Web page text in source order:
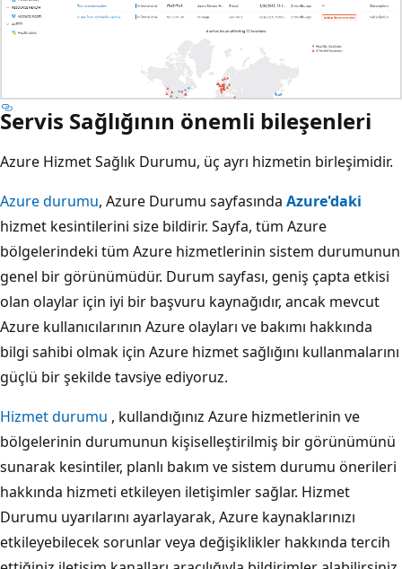
Servis Sağlığının önemli bileşenleri
Azure Hizmet Sağlık Durumu, üç ayrı hizmetin birleşimidir.
Azure durumu, Azure Durumu sayfasında Azure'daki
hizmet kesintilerini size bildirir. Sayfa, tüm Azure
bölgelerindeki tüm Azure hizmetlerinin sistem durumunun
genel bir görünümüdür. Durum sayfası, geniş çapta etkisi
olan olaylar için iyi bir başvuru kaynağıdır, ancak mevcut
Azure kullanıcılarının Azure olayları ve bakımı hakkında
bilgi sahibi olmak için Azure hizmet sağlığını kullanmalarını
güçlü bir şekilde tavsiye ediyoruz.
Hizmet durumu , kullandığınız Azure hizmetlerinin ve
bölgelerinin durumunun kişiselleştirilmiş bir görünümünü
sunarak kesintiler, planlı bakım ve sistem durumu önerileri
hakkında hizmeti etkileyen iletişimler sağlar. Hizmet
Durumu uyarılarını ayarlayarak, Azure kaynaklarınızı
etkileyebilecek sorunlar veya değişiklikler hakkında tercih